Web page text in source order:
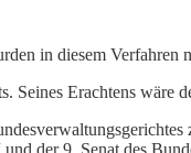
in diesem
Seines Erachtens
der 9. Senat des